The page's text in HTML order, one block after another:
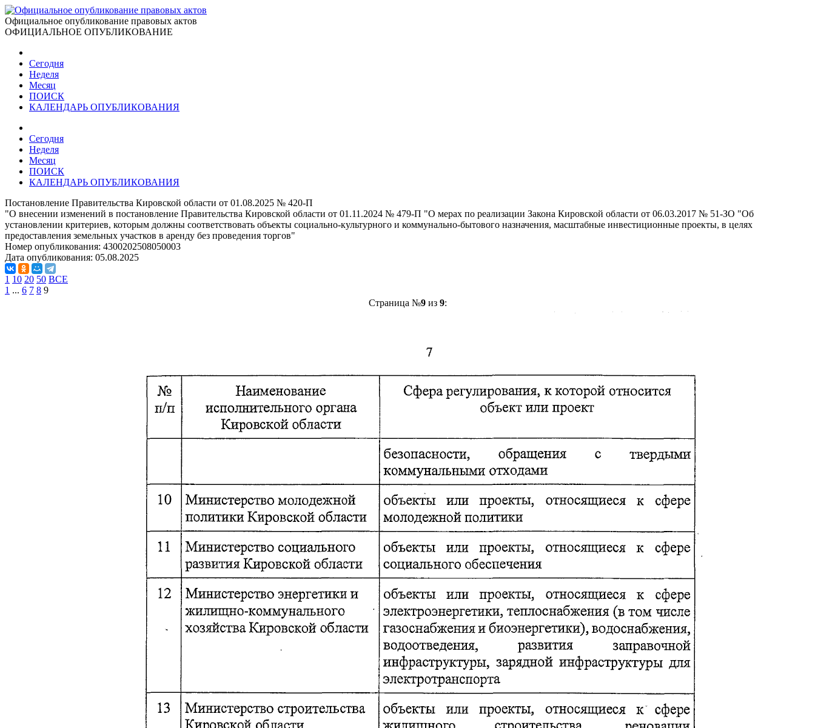
Официальное опубликование правовых актов
ОФИЦИАЛЬНОЕ ОПУБЛИКОВАНИЕ
Сегодня
Неделя
Месяц
ПОИСК
КАЛЕНДАРЬ ОПУБЛИКОВАНИЯ
Сегодня
Неделя
Месяц
ПОИСК
КАЛЕНДАРЬ ОПУБЛИКОВАНИЯ
Постановление Правительства Кировской области от 01.08.2025 № 420-П
"О внесении изменений в постановление Правительства Кировской области от 01.11.2024 № 479-П "О мерах по реализации Закона Кировской области от 06.03.2017 № 51-ЗО "Об
установлении критериев, которым должны соответствовать объекты социально-культурного и коммунально-бытового назначения, масштабные инвестиционные проекты, в целях
предоставления земельных участков в аренду без проведения торгов"
Номер опубликования: 4300202508050003
Дата опубликования: 05.08.2025
1 10 20 50 ВСЕ
1 ... 6 7 8 9
Страница №9из 9: